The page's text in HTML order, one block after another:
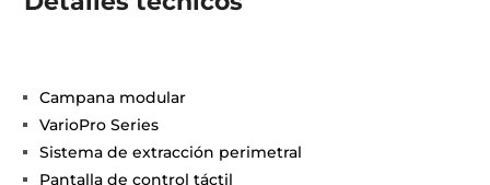
Campana modular
VarioPro Series
Sistema de extracción perimetral
Pantalla de control táctil